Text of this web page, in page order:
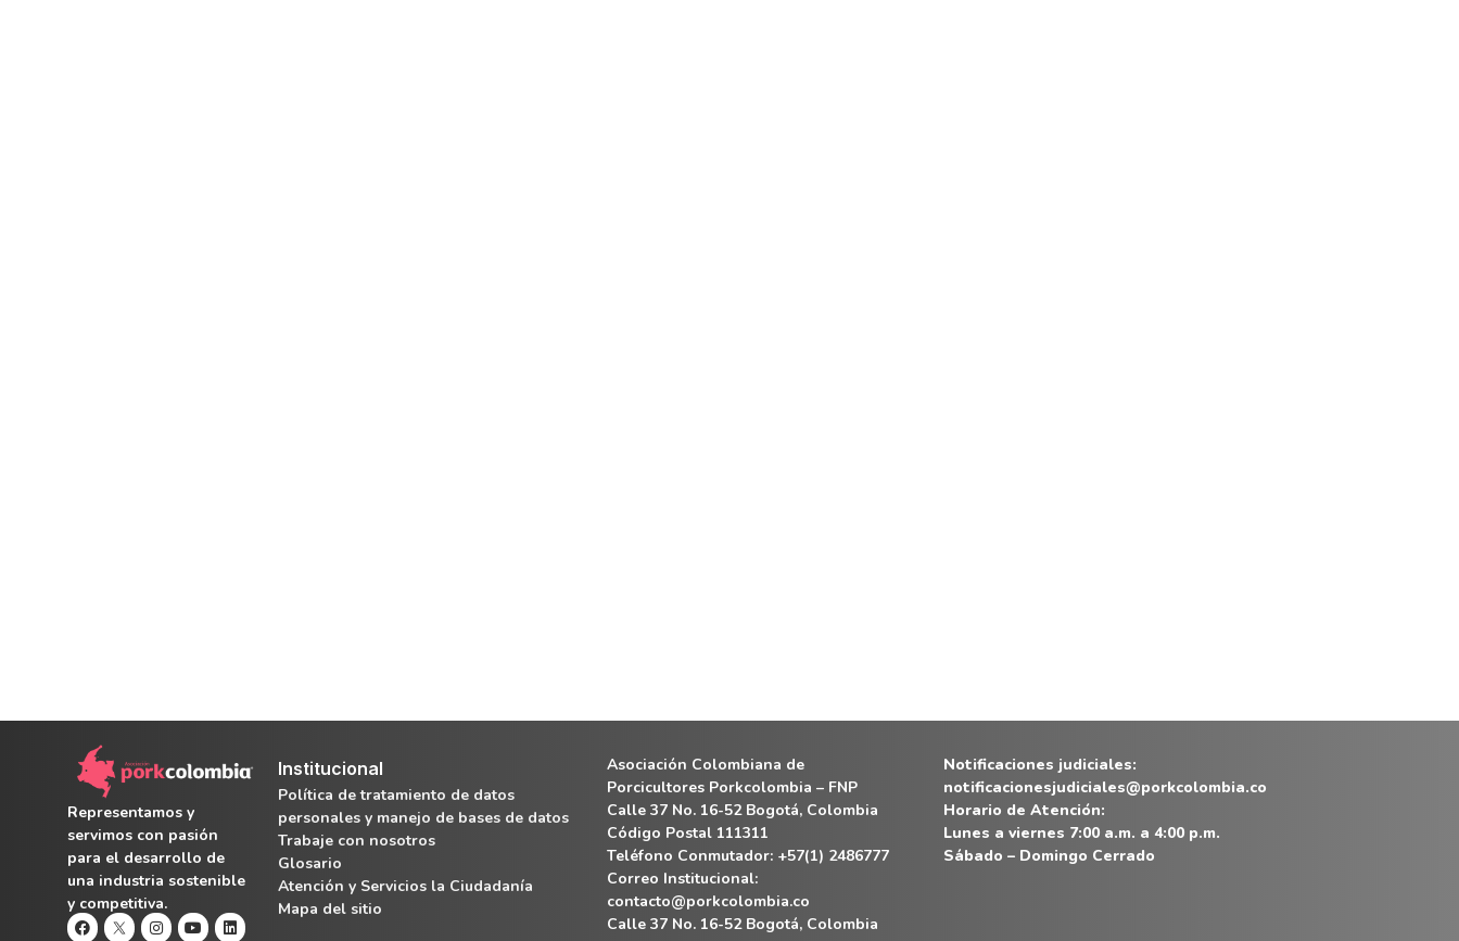
Representamos y
servimos con pasión
para el desarrollo de
una industria sostenible
y competitiva.
Institucional
Política de tratamiento de datos
personales y manejo de bases de datos
Trabaje con nosotros
Glosario
Atención y Servicios la Ciudadanía
Mapa del sitio
Asociación Colombiana de
Porcicultores Porkcolombia – FNP
Calle 37 No. 16-52 Bogotá, Colombia
Código Postal 111311
Teléfono Conmutador: +57(1) 2486777
Correo Institucional:
contacto@porkcolombia.co
Calle 37 No. 16-52 Bogotá, Colombia
Notificaciones judiciales:
notificacionesjudiciales@porkcolombia.co
Horario de Atención:
Lunes a viernes 7:00 a.m. a 4:00 p.m.
Sábado – Domingo Cerrado